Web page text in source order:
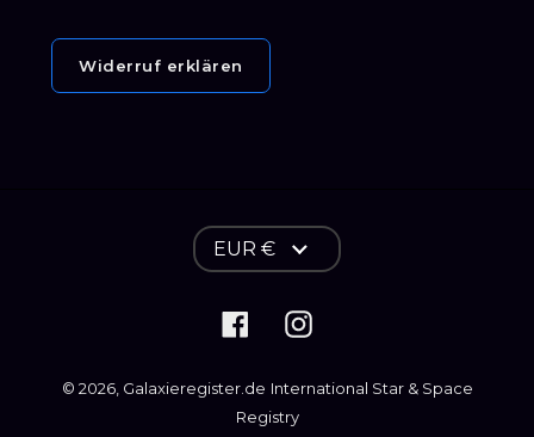
Widerruf erklären
W
ä
u
EUR €
FacebookInstagram
© 2026, Galaxieregister.de International Star & Space
Registry